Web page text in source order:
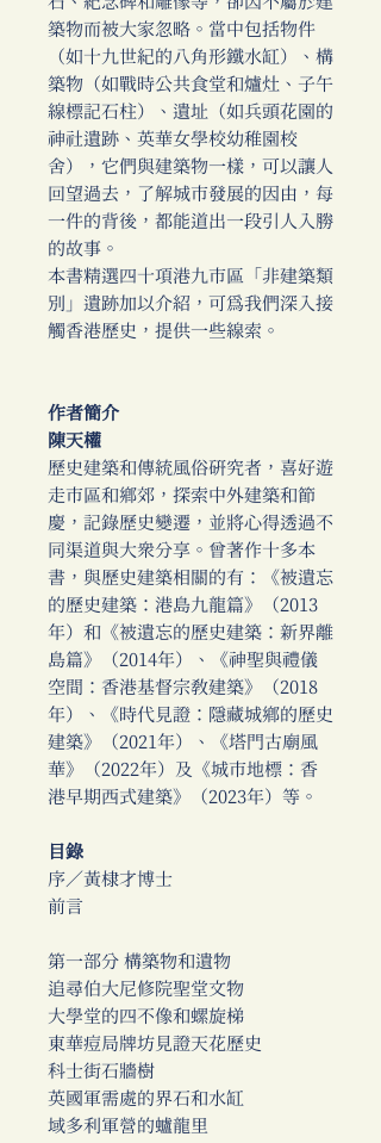
築物而被大家忽略。當中包括物件
（如十九世紀的八角形鐵水缸）、構
築物（如戰時公共食堂和爐灶、子午
線標記石柱）、遺址（如兵頭花園的
神社遺跡、英華女學校幼稚園校
舍），它們與建築物一樣，可以讓人
回望過去，了解城市發展的因由，每
一件的背後，都能道出一段引人入勝
的故事。
本書精選四十項港九市區「非建築類
別」遺跡加以介紹，可為我們深入接
觸香港歷史，提供一些線索。
作者簡介
陳天權
歷史建築和傳統風俗研究者，喜好遊
走市區和鄉郊，探索中外建築和節
慶，記錄歷史變遷，並將心得透過不
同渠道與大眾分享。曾著作十多本
書，與歷史建築相關的有：《被遺忘
的歷史建築：港島九龍篇》（2013
年）和《被遺忘的歷史建築：新界離
島篇》（2014年）、《神聖與禮儀
空間：香港基督宗教建築》（2018
年）、《時代見證：隱藏城鄉的歷史
建築》（2021年）、《塔門古廟風
華》（2022年）及《城市地標：香
港早期西式建築》（2023年）等。
目錄
序／黃棣才博士
前言
第一部分 構築物和遺物
追尋伯大尼修院聖堂文物
大學堂的四不像和螺旋梯
東華痘局牌坊見證天花歷史
科士街石牆樹
英國軍需處的界石和水缸
域多利軍營的蠦龍里